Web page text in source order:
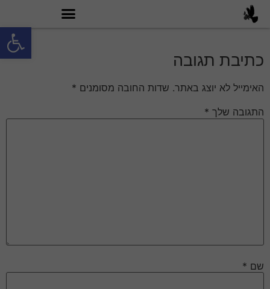
פתח
כתיבת תגובה
האימייל לא יוצג באתר. שדות החובה מסומנים *
התגובה שלך *
שם *